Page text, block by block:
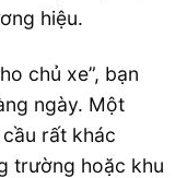
hiệu.
chủ xe”, bạn
ngày. Một
rất khác
trường hoặc khu